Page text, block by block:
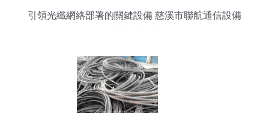
引領光纖網絡部署的關鍵設備 慈溪市聯航通信設備